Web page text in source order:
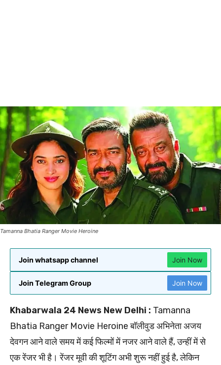
Tamanna Bhatia Ranger Movie Heroine
Join whatsapp channel Join Now
Join Telegram Group Join Now
Khabarwala 24 News New Delhi : Tamanna
Bhatia Ranger Movie Heroine बॉलीवुड अभिनेता अजय
देवगन आने वाले समय में कई फिल्मों में नजर आने वाले हैं, उन्हीं में से
एक रेंजर भी है। रेंजर मूवी की शूटिंग अभी शुरू नहीं हुई है, लेकिन